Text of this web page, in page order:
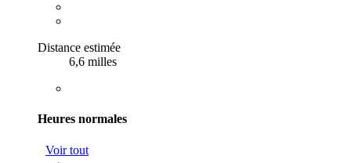
Distance estimée
6,6 milles
Heures normales
Voir tout